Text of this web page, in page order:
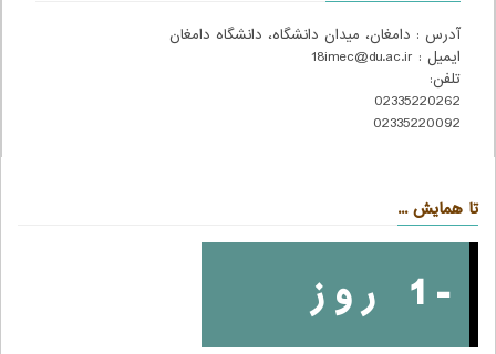
آدرس : دامغان، میدان دانشگاه، دانشگاه دامغان
ایمیل : 18imec@du.ac.ir
تلفن:
02335220262
02335220092
تا همایش ...
-1 روز